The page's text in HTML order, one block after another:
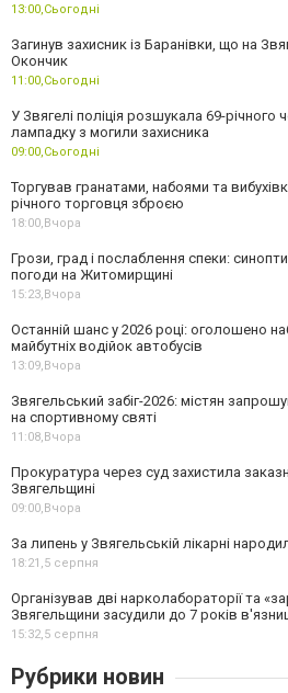
13:00,Сьогодні
Загинув захисник із Баранівки, що на
Окончик
11:00,Сьогодні
У Звягелі поліція розшукала 69-річного
лампадку з могили захисника
09:00,Сьогодні
Торгував гранатами, набоями та
річного торговця зброєю
18:00, Вчора
Грози, град і послаблення спеки:
погоди на Житомирщині
15:23, Вчора
Останній шанс у 2026 році: оголошено
майбутніх водійок автобусів
13:09, Вчора
Звягельський забіг-2026: містян
на спортивному святі
11:08, Вчора
Прокуратура через суд захистила
Звягельщині
09:00, Вчора
За липень у Звягельській лікарні
18:21,5 серпня
Організував дві нарколабораторії та
Звягельщини засудили до 7 років
15:32,5 серпня
Рубрики новин